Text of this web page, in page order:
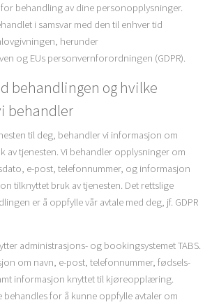
behandling av dine personopplysninger.
i samsvar med den til enhver tid
herunder
og EUs personvernforordningen (GDPR).
behandlingen og hvilke
behandler
til deg, behandler vi informasjon om
av tjenesten. Vi behandler opplysninger om
e-post, telefonnummer, og informasjon
tilknyttet bruk av tjenesten. Det rettslige
er å oppfylle vår avtale med deg, jf. GDPR
administrasjons- og bookingsystemet TABS.
om navn, e-post, telefonnummer, fødsels-
informasjon knyttet til kjøreopplæring.
for å kunne oppfylle avtaler om